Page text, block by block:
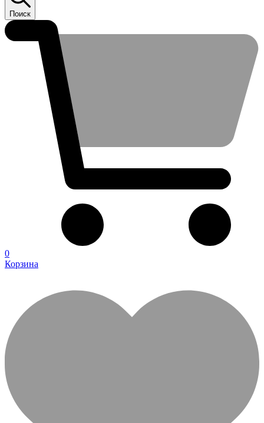
Поиск
0
Корзина